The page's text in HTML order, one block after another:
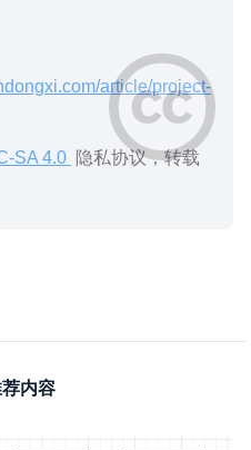
article/project-
SA 4.0 隐私协议，转载
内容